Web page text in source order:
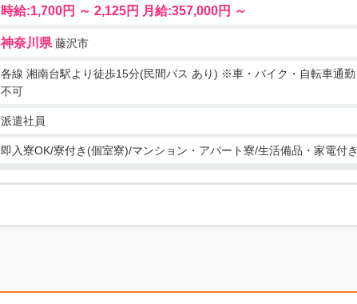
時給:1,700円 ～ 2,125円 月給:357,000円 ～
神奈川県藤沢市
各線 湘南台駅より徒歩15分(民間バス あり) ※車・バイク・自転車通勤
不可
派遣社員
即入寮OK/寮付き(個室寮)/マンション・アパート寮/生活備品・家電付き